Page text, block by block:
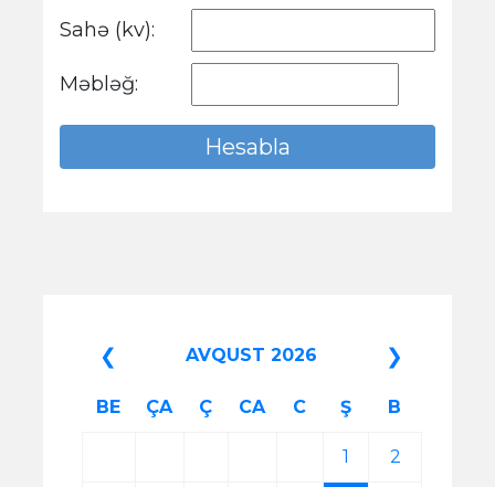
Sahə (kv):
Məbləğ:
❮ AVQUST 2026 ❯
BE ÇA Ç CA C Ş B
1 2